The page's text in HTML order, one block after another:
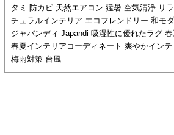
タミ 防カビ 天然エアコン 猛暑 空気清浄 リ
チュラルインテリア エコフレンドリー 和モ
ジャパンディ Japandi 吸湿性に優れたラグ
春夏インテリアコーディネート 爽やかイン
梅雨対策 台風